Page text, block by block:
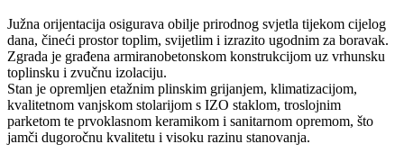
Južna orijentacija osigurava obilje prirodnog svjetla tijekom cijelog
dana, čineći prostor toplim, svijetlim i izrazito ugodnim za boravak.
Zgrada je građena armiranobetonskom konstrukcijom uz vrhunsku
toplinsku i zvučnu izolaciju.
Stan je opremljen etažnim plinskim grijanjem, klimatizacijom,
kvalitetnom vanjskom stolarijom s IZO staklom, troslojnim
parketom te prvoklasnom keramikom i sanitarnom opremom, što
jamči dugoročnu kvalitetu i visoku razinu stanovanja.